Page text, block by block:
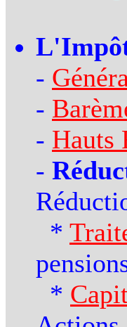
-
-
- Hauts
-
*
*